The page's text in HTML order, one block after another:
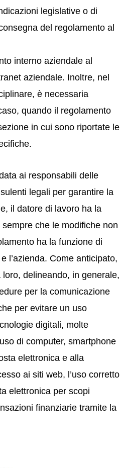
legislative o di
del regolamento al
interno aziendale al
aziendale. Inoltre, nel
è necessaria
quando il regolamento
in cui sono riportate le
ai responsabili delle
legali per garantire la
il datore di lavoro ha la
che le modifiche non
ha la funzione di
l’azienda. Come anticipato,
delineando, in generale,
per la comunicazione
per evitare un uso
digitali, molte
di computer, smartphone
elettronica e alla
ai siti web, l’uso corretto
elettronica per scopi
finanziarie tramite la